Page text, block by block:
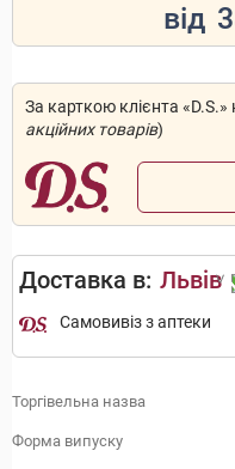
від
За карткою клієнта
акційних товарів)
Доставка в: Львів
Самовивіз з аптеки
Торгівельна назва
Форма випуску